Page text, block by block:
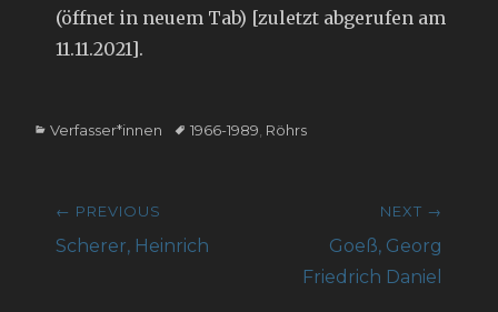
(öffnet in neuem Tab) [zuletzt abgerufen am
11.11.2021].
Categories
Verfasser*innen Tags1966-1989, Röhrs
Beitragsnavigation
← PREVIOUS
Previous
Scherer, Heinrich
NEXT →
post:
Goeß, Georg
Friedrich Daniel